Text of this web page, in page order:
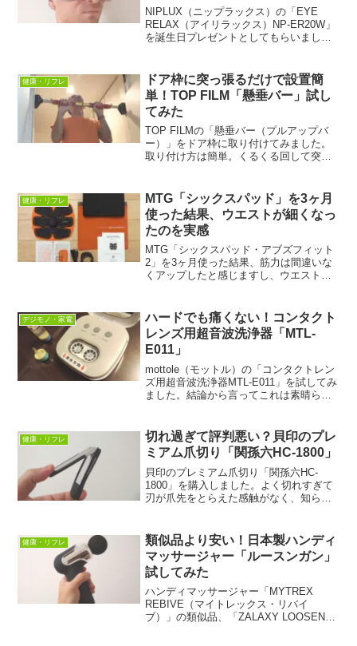
NIPLUX（ニップラックス）の「EYE
RELAX（アイリラックス）NP-ER20W」
を誕生日プレゼントとしてもらいまし
温かいです。電子レンジでチンする必要
も冷めることもありません。
健康・リフレ
ドア枠に突っ張るだけで設置簡
単！TOP FILM「懸垂バー」試し
てみた
TOP FILMの「懸垂バー（プルアップバ
ー）」をドア枠に取り付けてみました。
取り付け方は簡単。くるくる回して突っ
りません。掃除などの際に邪魔になるこ
ともないというのも助かります。
健康・リフレ
MTG「シックスパッド」を3ヶ月
使った結果、ウエストが細くなっ
たのを実感
MTG「シックスパッド・アブズフィット
2」を3ヶ月使った結果、筋力は間違いな
くアップしたと感じますし、ウエストが
た。個人的には「ボディフィット2」と比
較して効果を実感しやすいと思います。
デジモノ・家電
ハードでも痛くない！コンタクト
レンズ用超音波洗浄器「MTL-
E011」
mottole（モットル）の「コンタクトレン
ズ用超音波洗浄器MTL-E011」を試してみ
ました。結論から言ってこれは素晴らし
る洗浄液がそのまま使えるし、マイクロ
USBから給電できるので手軽です。
健康・リフレ
切れ過ぎて評判悪い？貝印のプレ
ミアム爪切り「関孫六HC-1800」
貝印のプレミアム爪切り「関孫六HC-
1800」を購入しました。よく切れすぎて
刃が爪先をとらえた感触がなく、知らな
いのも確かです。しかしながら、切れす
ぎてこの低評価というのはあまり納得で
きません。
健康・リフレ
類似品より安い！日本製ハンディ
マッサージャー「ルースンガン」
試してみた
ハンディマッサージャー「MYTREX
REBIVE（マイトレックス・リバイ
ブ）」の類似品、「ZALAXY LOOSEN